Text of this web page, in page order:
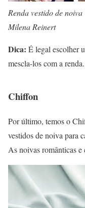
Renda vestido de
Milena Reinert
Dica: É legal escolher
mescla-los com a
Chiffon
Por último, temos o
vestidos de noiva para
As noivas românticas e